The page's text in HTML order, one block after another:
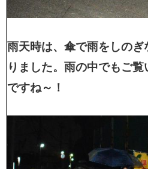
雨天時は、傘で雨をしの
りました。雨の中でもご
ですね～！